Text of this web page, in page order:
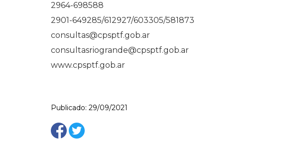
2964-698588
2901-649285/612927/603305/581873
consultas@cpsptf.gob.ar
consultasriogrande@cpsptf.gob.ar
www.cpsptf.gob.ar
Publicado: 29/09/2021